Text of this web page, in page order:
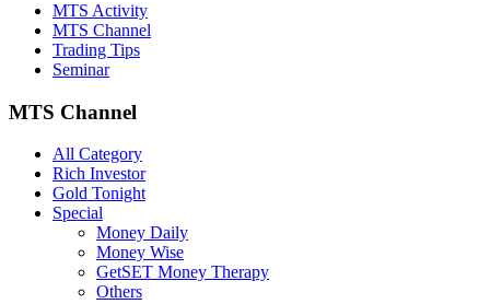
MTS Activity
MTS Channel
Trading Tips
Seminar
MTS Channel
All Category
Rich Investor
Gold Tonight
Special
Money Daily
Money Wise
GetSET Money Therapy
Others